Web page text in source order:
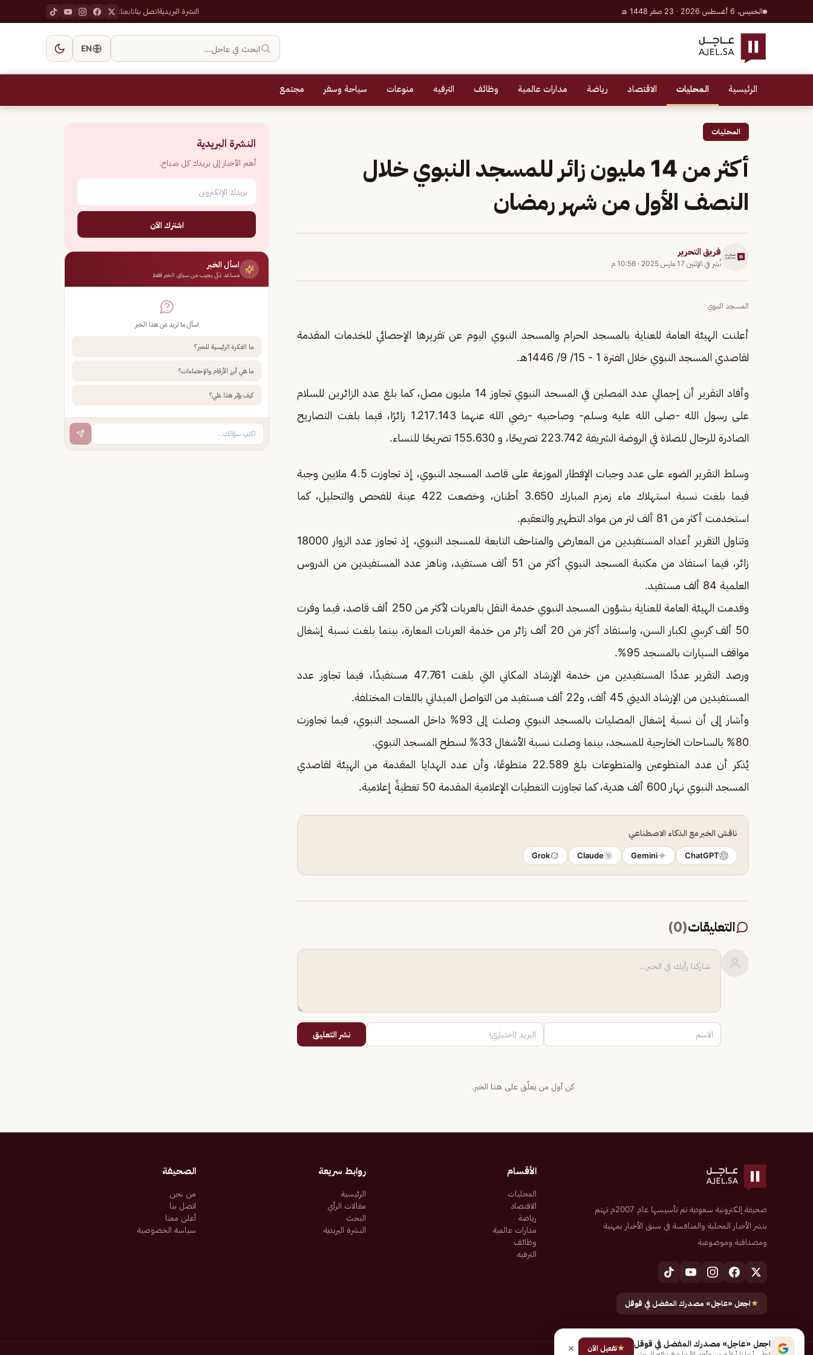
الخميس، 6 أغسطس 2026 · 23 صفر 1448 هـ النشرة البريديةاتصل بناتابعنا:
ابحث في عاجل… EN
الرئيسية المحليات الاقتصاد رياضة مدارات عالمية وظائف الترفيه منوعات سياحة وسفر مجتمع
المحليات
أكثر من 14 مليون زائر للمسجد النبوي خلال
النصف الأول من شهر رمضان
فريق التحرير
نُشر في الإثنين 17 مارس 2025 · 10:56 م
المسجد النبوي
أعلنت الهيئة العامة للعناية بالمسجد الحرام والمسجد النبوي اليوم عن تقريرها الإحصائي للخدمات المقدمة
لقاصدي المسجد النبوي خلال الفترة 1 - 15/ 9/ 1446هـ.
وأفاد التقرير أن إجمالي عدد المصلين في المسجد النبوي تجاوز 14 مليون مصل، كما بلغ عدد الزائرين للسلام
على رسول الله -صلى الله عليه وسلم- وصاحبيه -رضي الله عنهما 1.217.143 زائرًا، فيما بلغت التصاريح
الصادرة للرجال للصلاة في الروضة الشريفة 223.742 تصريحًا، و 155.630 تصريحًا للنساء.
وسلط التقرير الضوء على عدد وجبات الإفطار الموزعة على قاصد المسجد النبوي، إذ تجاوزت 4.5 ملايين وجبة
فيما بلغت نسبة استهلاك ماء زمزم المبارك 3.650 أطنان، وخضعت 422 عينة للفحص والتحليل، كما
استخدمت أكثر من 81 ألف لتر من مواد التطهير والتعقيم.
وتناول التقرير أعداد المستفيدين من المعارض والمتاحف التابعة للمسجد النبوي، إذ تجاوز عدد الزوار 18000
زائر، فيما استفاد من مكتبة المسجد النبوي أكثر من 51 ألف مستفيد، وناهز عدد المستفيدين من الدروس
العلمية 84 ألف مستفيد.
وقدمت الهيئة العامة للعناية بشؤون المسجد النبوي خدمة النقل بالعربات لأكثر من 250 ألف قاصد، فيما وفرت
50 ألف كرسي لكبار السن، واستفاد أكثر من 20 ألف زائر من خدمة العربات المعارة، بينما بلغت نسبة إشغال
مواقف السيارات بالمسجد 95%.
ورصد التقرير عددًا المستفيدين من خدمة الإرشاد المكاني التي بلغت 47.761 مستفيدًا، فيما تجاوز عدد
المستفيدين من الإرشاد الديني 45 ألف، و22 ألف مستفيد من التواصل الميداني باللغات المختلفة.
وأشار إلى أن نسبة إشغال المصليات بالمسجد النبوي وصلت إلى 93% داخل المسجد النبوي، فيما تجاوزت
80% بالساحات الخارجية للمسجد، بينما وصلت نسبة الأشغال 33% لسطح المسجد النبوي.
يُذكر أن عدد المتطوعين والمتطوعات بلغ 22.589 متطوعًا، وأن عدد الهدايا المقدمة من الهيئة لقاصدي
المسجد النبوي نهار 600 ألف هدية، كما تجاوزت التغطيات الإعلامية المقدمة 50 تغطيةً إعلامية.
ناقش الخبر مع الذكاء الاصطناعي
ChatGPT
Gemini
Claude
Grok
التعليقات(
0
)
نشر التعليق
كن أول من يعلّق على هذا الخبر.
النشرة البريدية
أهم الأخبار إلى بريدك كل صباح.
اشترك الآن
اسأل الخبر
مساعد ذكي يجيب من سياق الخبر فقط
اسأل ما تريد عن هذا الخبر
ما الفكرة الرئيسية للخبر؟
ما هي أبرز الأرقام والإحصاءات؟
كيف يؤثر هذا علي؟
صحيفة إلكترونية سعودية تم تأسيسها عام 2007م تهتم
بنشر الأخبار المحلية والمنافسة في سبق الأخبار بمهنية
ومصداقية وموضوعية
★اجعل «عاجل» مصدرك المفضل في قوقل
الأقسام
المحليات
الاقتصاد
رياضة
مدارات عالمية
وظائف
الترفيه
روابط سريعة
الرئيسية
مقالات الرأي
البحث
النشرة البريدية
الصحيفة
من نحن
اتصل بنا
أعلن معنا
سياسة الخصوصية
اجعل «عاجل» مصدرك المفضل في قوقل ★تفعيل الآن